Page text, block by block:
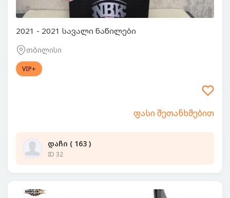
2021 - 2021 სავალი ნაწილები
თბილისი
VIP+
ფასი შეთანხმებით
დაჩი ( 163 )
ID 32